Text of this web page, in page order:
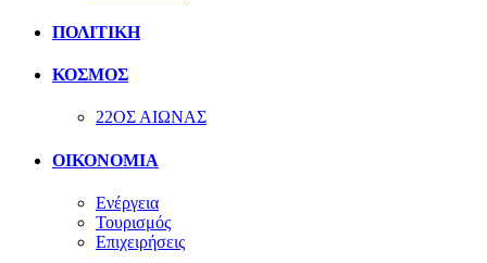
ΠΟΛΙΤΙΚΗ
ΚΟΣΜΟΣ
22ΟΣ ΑΙΩΝΑΣ
ΟΙΚΟΝΟΜΙΑ
Ενέργεια
Τουρισμός
Επιχειρήσεις